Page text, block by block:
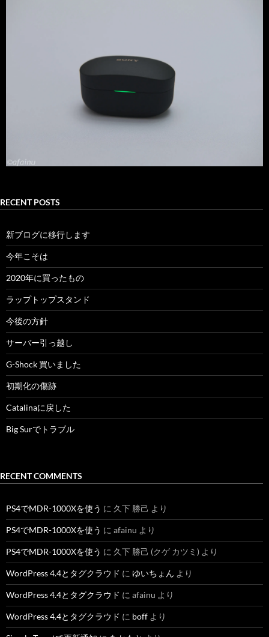
RECENT POSTS
新ブログに移行します
今年こそは
2020年に買ったもの
ラップトップスタンド
今後の方針
サーバー引っ越し
G-Shock 買いました
初期化の傷跡
Catalinaに戻した
Big Surでトラブル
RECENT COMMENTS
PS4でMDR-1000Xを使う に 久下 勝己 より
PS4でMDR-1000Xを使う に afainu より
PS4でMDR-1000Xを使う に 久下 勝己 (クゲ カツミ) より
WordPress 4.4とタグクラウド に ゆいちょん より
WordPress 4.4とタグクラウド に afainu より
WordPress 4.4とタグクラウド に boff より